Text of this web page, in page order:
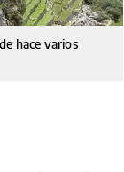
hace varios